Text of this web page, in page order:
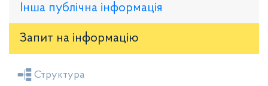
Інша публічна інформація
Запит на iнформацію
Засідання районної ради
Структура